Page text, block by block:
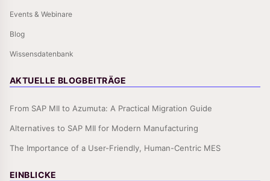
Events & Webinare
Blog
Wissensdatenbank
AKTUELLE BLOGBEITRÄGE
From SAP MII to Azumuta: A Practical Migration Guide
Alternatives to SAP MII for Modern Manufacturing
The Importance of a User-Friendly, Human-Centric MES
EINBLICKE